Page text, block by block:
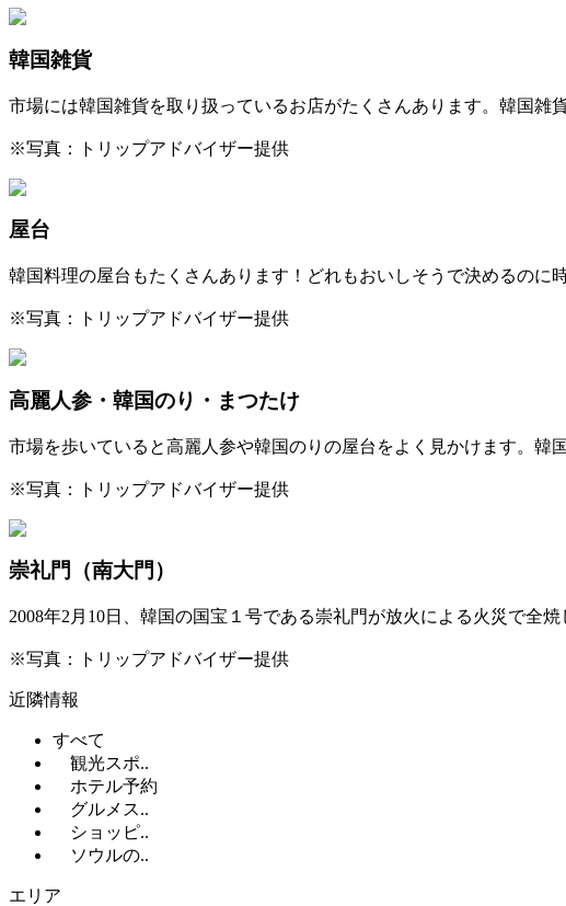
韓国雑貨
市場には韓国雑貨を取り扱っているお店がたくさんあります。韓国
※写真：トリップアドバイザー提供
屋台
韓国料理の屋台もたくさんあります！どれもおいしそうで決めるの
※写真：トリップアドバイザー提供
高麗人参・韓国のり・まつたけ
市場を歩いていると高麗人参や韓国のりの屋台をよく見かけます。韓
※写真：トリップアドバイザー提供
崇礼門（南大門）
2008年2月10日、韓国の国宝１号である崇礼門が放火による火災で全
※写真：トリップアドバイザー提供
近隣情報
すべて
観光スポ..
ホテル予約
グルメス..
ショッピ..
ソウルの..
エリア